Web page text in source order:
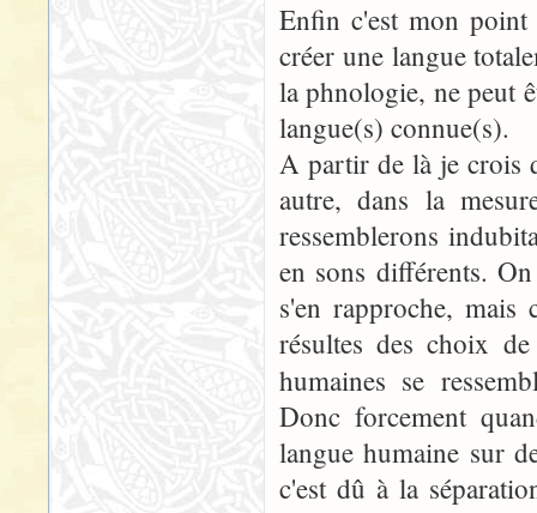
Enfin c'est mon
créer une langue
la phnologie, ne peut
langue(s) connue(s).
A partir de là je crois
autre, dans la
ressemblerons
en sons différents.
s'en rapproche,
résultes des choix
humaines se
Donc forcement
langue humaine sur
c'est dû à la